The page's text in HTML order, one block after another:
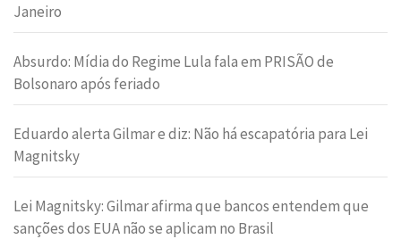
Janeiro
Absurdo: Mídia do Regime Lula fala em PRISÃO de
Bolsonaro após feriado
Eduardo alerta Gilmar e diz: Não há escapatória para Lei
Magnitsky
Lei Magnitsky: Gilmar afirma que bancos entendem que
sanções dos EUA não se aplicam no Brasil